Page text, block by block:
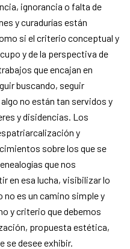
ignorancia o falta de
y curadurías están
si el criterio conceptual y
y de la perspectiva de
que encajan en
buscando, seguir
no están tan servidos y
y disidencias. Los
y
sobre los que se
que nos
en esa lucha, visibilizar lo
es un camino simple y
y criterio que debemos
propuesta estética,
se desee exhibir.